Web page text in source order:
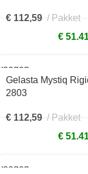
€ 112,59
Pakket
€
Gelasta Mystiq
2803
€ 112,59
Pakket
€